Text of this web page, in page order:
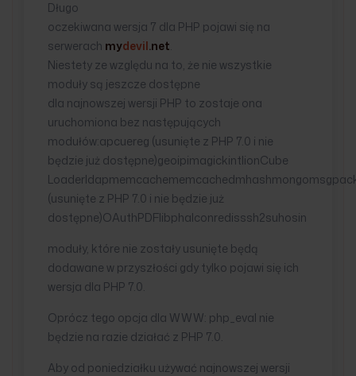
Długo
oczekiwana wersja 7 dla PHP pojawi się na
serwerach mydevil .net
Niestety ze względu na to, że nie wszystkie
moduły są jeszcze dostępne
dla najnowszej wersji PHP to zostaje ona
uruchomiona bez następujących
modułów:apcuereg (usunięte z PHP 7.0 i nie
będzie już dostępne)geoipimagickintlionCube
(usunięte z PHP 7.0 i nie będzie już
dostępne)OAuthPDFlibphalconredisssh2suhosin
moduły, które nie zostały usunięte będą
dodawane w przyszłości gdy tylko pojawi się ich
wersja dla PHP 7.0.
Oprócz tego opcja dla WWW: php_eval nie
będzie na razie działać z PHP 7.0.
Aby od poniedziałku używać najnowszej wersji